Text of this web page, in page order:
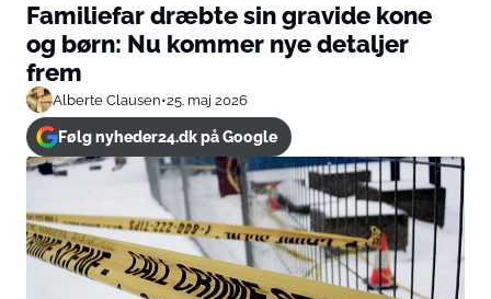
Familiefar dræbte sin gravide kone
og børn: Nu kommer nye detaljer
frem
Alberte Clausen•25. maj 2026
Følg nyheder24.dk på Google